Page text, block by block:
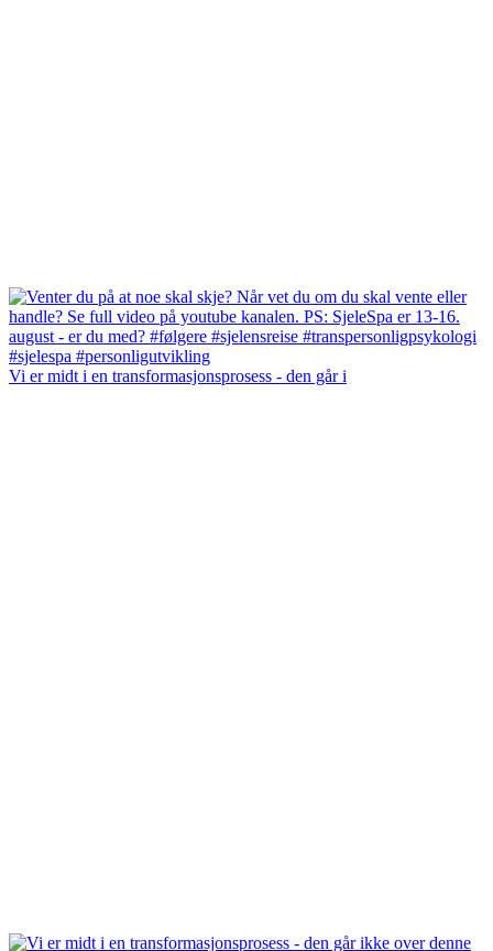
Vi er midt i en transformasjonsprosess - den går i